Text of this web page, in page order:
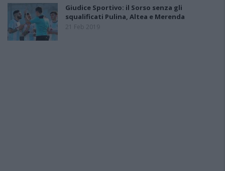
Giudice Sportivo: il Sorso senza gli
squalificati Pulina, Altea e Merenda
21 Feb 2019